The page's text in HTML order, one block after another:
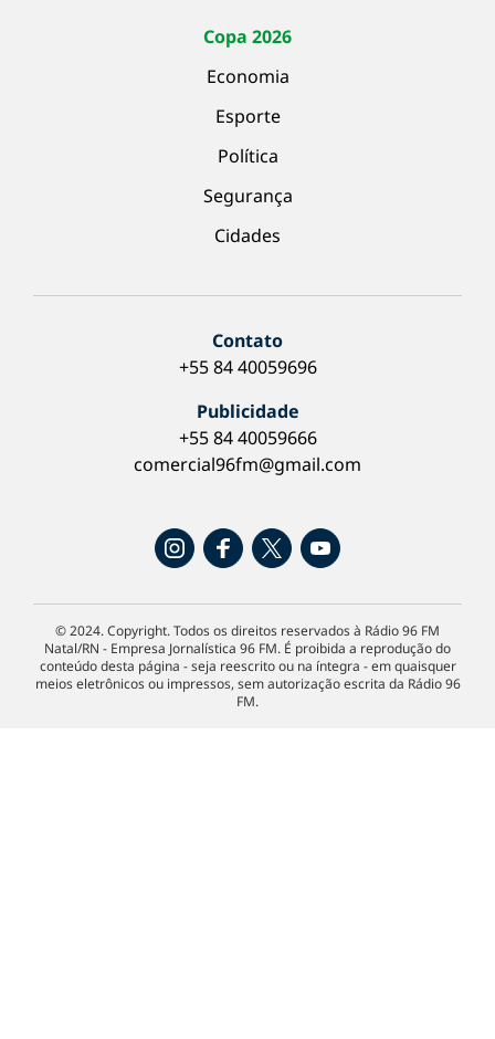
Copa 2026
Economia
Esporte
Política
Segurança
Cidades
Contato
+55 84 40059696
Publicidade
+55 84 40059666
comercial96fm@gmail.com
© 2024. Copyright. Todos os direitos reservados à Rádio 96 FM
Natal/RN - Empresa Jornalística 96 FM. É proibida a reprodução do
conteúdo desta página - seja reescrito ou na íntegra - em quaisquer
meios eletrônicos ou impressos, sem autorização escrita da Rádio 96
FM.